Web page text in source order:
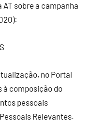
sobre a campanha
no Portal
à composição do
pessoais
Relevantes.